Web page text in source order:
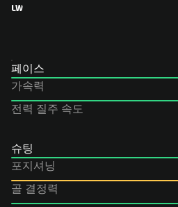
LW
페이스
가속력
전력 질주 속도
슈팅
포지셔닝
골 결정력